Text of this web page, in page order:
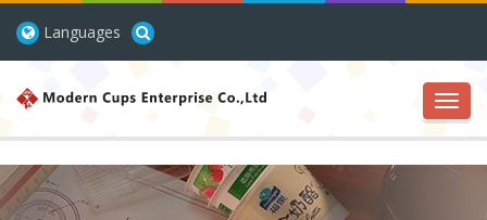
Languages